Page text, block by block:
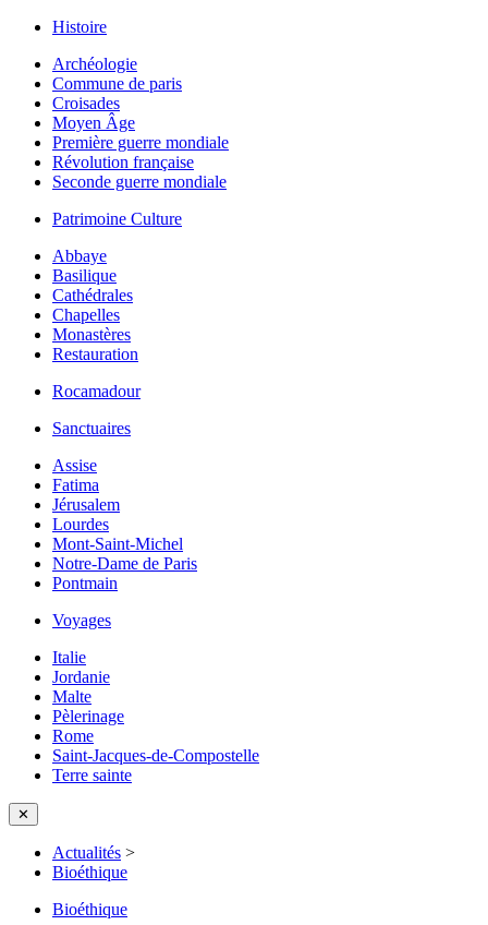
Histoire
Archéologie
Commune de paris
Croisades
Moyen Âge
Première guerre mondiale
Révolution française
Seconde guerre mondiale
Patrimoine Culture
Abbaye
Basilique
Cathédrales
Chapelles
Monastères
Restauration
Rocamadour
Sanctuaires
Assise
Fatima
Jérusalem
Lourdes
Mont-Saint-Michel
Notre-Dame de Paris
Pontmain
Voyages
Italie
Jordanie
Malte
Pèlerinage
Rome
Saint-Jacques-de-Compostelle
Terre sainte
✕
Actualités >
Bioéthique
Bioéthique